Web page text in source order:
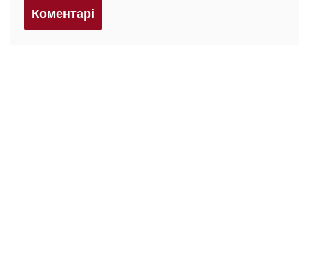
Коментарi